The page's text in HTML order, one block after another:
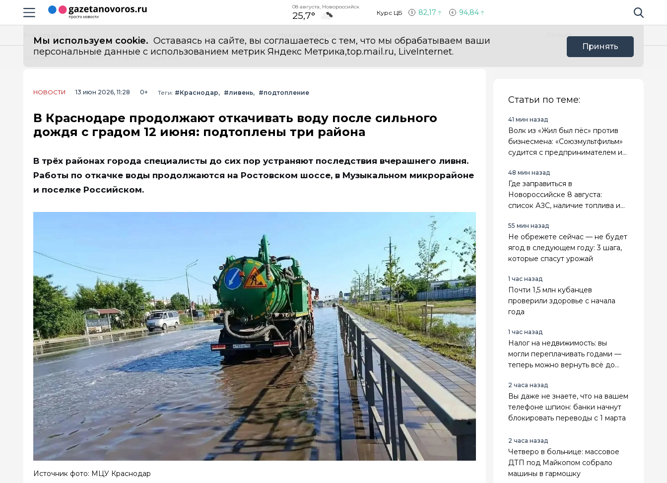
Навигация сайта
08 августа, Новороссийск
25,7° Курс ЦБ 82,17 94,84 Поиск по
Мы используем cookie. Оставаясь на сайте, вы соглашаетесь с тем, что мы обрабатываем ваши
персональные данные с использованием метрик Яндекс Метрика,top.mail.ru, LiveInternet.
Принять
Польза
Главная Лента новостей В Краснодаре продолжают откачивать воду после сильного дождя с градом 12 июня: подтоплены три района
НОВОСТИ 13 июн 2026, 11:28 0+ Теги: #Краснодар #ливень #подтопление
В Краснодаре продолжают откачивать воду после сильного
дождя с градом 12 июня: подтоплены три района
В трёх районах города специалисты до сих пор устраняют последствия вчерашнего ливня.
Работы по откачке воды продолжаются на Ростовском шоссе, в Музыкальном микрорайоне
и поселке Российском.
Источник фото: МЦУ Краснодар
Статьи по теме:
41 мин назад
Волк из «Жил был пёс» против
бизнесмена: «Союзмультфильм»
судится с предпринимателем из
48 мин назад
Где заправиться в
Новороссийске 8 августа:
список АЗС, наличие топлива и
55 мин назад
Не обрежете сейчас — не будет
ягод в следующем году: 3 шага,
которые спасут урожай
1 час назад
Почти 1,5 млн кубанцев
проверили здоровье с начала
года
1 час назад
Налог на недвижимость: вы
могли переплачивать годами —
теперь можно вернуть всё до
2 часа назад
Вы даже не знаете, что на вашем
телефоне шпион: банки начнут
блокировать переводы с 1 марта
2 часа назад
Четверо в больнице: массовое
ДТП под Майкопом собрало
машины в гармошку